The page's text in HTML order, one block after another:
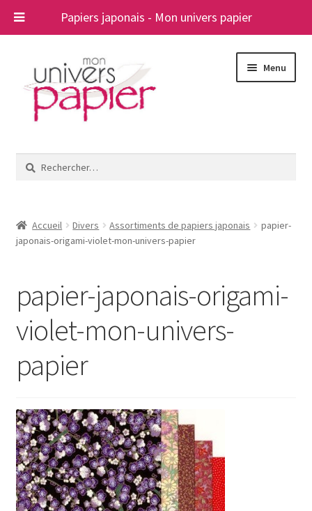
Papiers japonais - Mon univers papier
navigation
contenu
Menu
le
A propos
Rechercher :
Accueil Divers Assortiments de papiers japonais
papier-
japonais-origami-violet-mon-univers-papier
papier-japonais-origami-
violet-mon-univers-
papier